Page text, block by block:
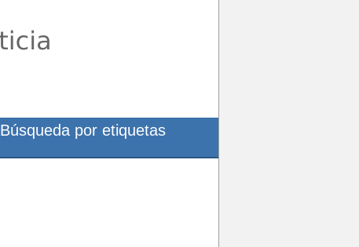
Búsqueda por etiquetas